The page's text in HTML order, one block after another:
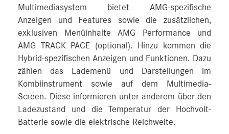
Multimediasystem bietet AMG-spezifische
Anzeigen und Features sowie die zusätzlichen,
exklusiven Menüinhalte AMG Performance und
AMG TRACK PACE (optional). Hinzu kommen die
Hybrid-spezifischen Anzeigen und Funktionen. Dazu
zählen das Lademenü und Darstellungen im
Kombiinstrument sowie auf dem Multimedia-
Screen. Diese informieren unter anderem über den
Ladezustand und die Temperatur der Hochvolt-
Batterie sowie die elektrische Reichweite.